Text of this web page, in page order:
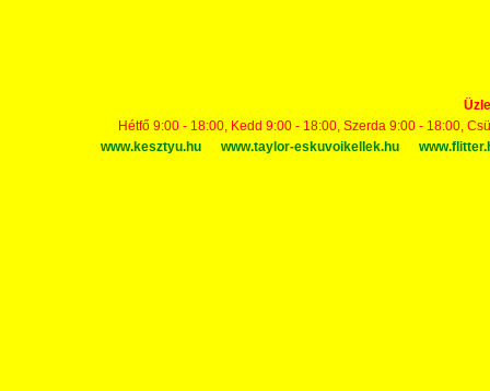
Hétfő 9:00 - 18:00, Kedd 9:00 - 18:00, Szerda 9:00 - 18:00,
www.kesztyu.hu
www.taylor-eskuvoikellek.hu